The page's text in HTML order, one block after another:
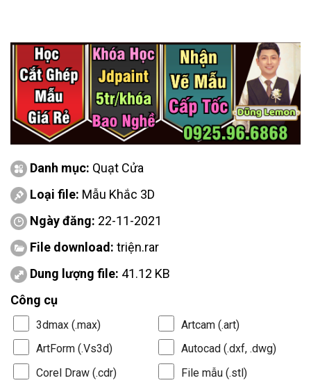
Danh mục: Quạt Cửa
Loại file: Mẫu Khắc 3D
Ngày đăng: 22-11-2021
File download: triện.rar
Dung lượng file: 41.12 KB
Công cụ
3dmax (.max)
Artcam (.art)
ArtForm (.Vs3d)
Autocad (.dxf, .dwg)
Corel Draw (.cdr)
File mẫu (.stl)